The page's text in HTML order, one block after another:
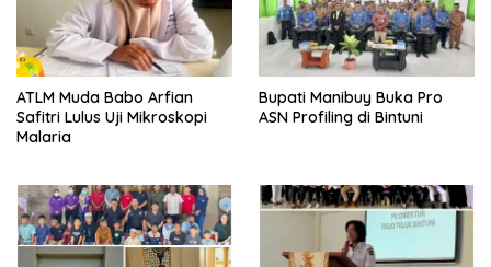
ATLM Muda Babo Arfian
Safitri Lulus Uji Mikroskopi
Malaria
Bupati Manibuy Buka Pro
ASN Profiling di Bintuni